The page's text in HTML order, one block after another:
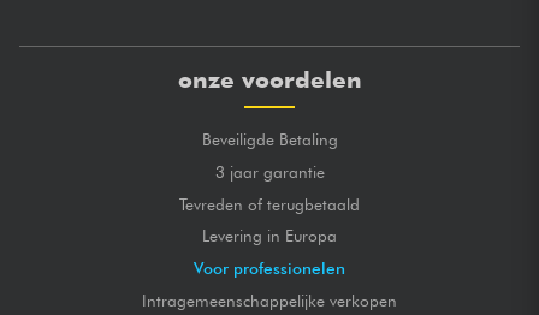
onze voordelen
Beveiligde Betaling
3 jaar garantie
Tevreden of terugbetaald
Levering in Europa
Voor professionelen
Intragemeenschappelijke verkopen